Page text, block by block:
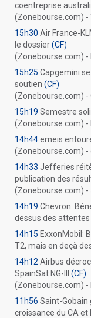
coentreprise
(Zonebourse.com) -
15h30 Air France-
le dossier(CF)
(Zonebourse.com) -
15h25 Capgemini
soutien (CF)
(Zonebourse.com) -
15h19 Semestre
(Zonebourse.com) -
14h44emeis
(Zonebourse.com) -
14h33 Jefferies
publication des
(Zonebourse.com) -
14h19 Chevron:
dessus des attentes
14h15 ExxonMobil:
T2, mais en deçà
14h12 Airbus
SpainSat NG-III (CF)
(Zonebourse.com) -
11h56 Saint-Gobain
croissance du CA et